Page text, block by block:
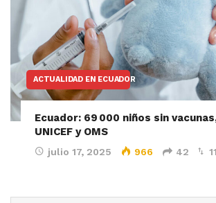
ACTUALIDAD EN ECUADOR
Ecuador: 69 000 niños sin
UNICEF y OMS
julio 17, 2025 966 42